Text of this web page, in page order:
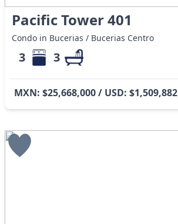
Pacific Tower 401
Condo in Bucerias / Bucerias Centro
3 3
MXN: $25,668,000 / USD: $1,509,882